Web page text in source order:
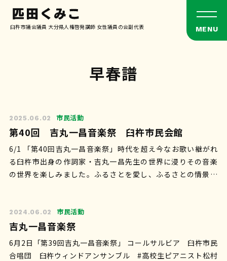
臼杵市議会議員 大分県人権啓発講師 女性議員の会副代表
早春譜
2025.06.02 市民活動
第40回 吉丸一昌音楽祭 臼杵市民会館
6/1 「第40回吉丸一昌音楽祭」時代を超え今なお歌い継がれ
る臼杵市出身の作詞家・吉丸一昌先生の世界に浸りその音楽
の世界を楽しみました。ふるさとを愛し、ふるさとの情景を
2024.06.02 市民活動
吉丸一昌音楽祭
6月2日「第39回吉丸一昌音楽祭」 コールサルビア 臼杵市民
合唱団 臼杵ウィンドアンサンブル #高校生ピアニスト松村